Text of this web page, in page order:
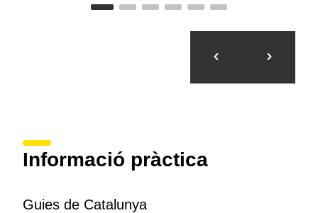
personalitzada.
Informació pràctica
Guies de Catalunya